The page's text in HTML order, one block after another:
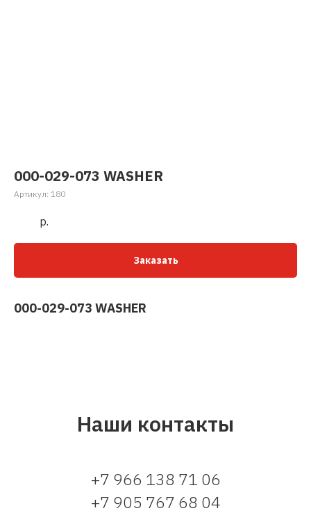
000-029-073 WASHER
Артикул: 180
р.
Заказать
000-029-073 WASHER
Наши контакты
+7 966 138 71 06
+7 905 767 68 04